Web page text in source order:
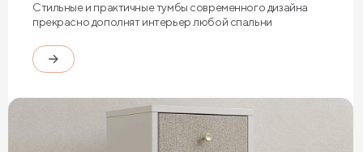
Стильные и практичные тумбы современного дизайна
прекрасно дополнят интерьер любой спальни